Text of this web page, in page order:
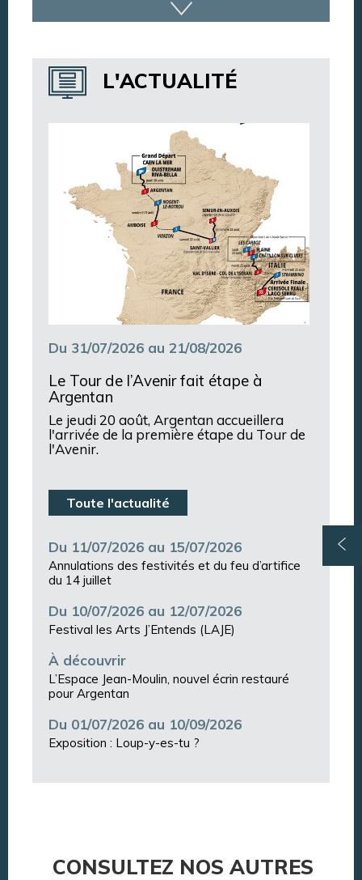
Dispositif de vidéoprotection
Annuaire des services
Annuaire des associations
Argentan Aujourd’hui
L'ACTUALITÉ
Du 31/07/2026 au 21/08/2026
Le Tour de l’Avenir fait étape à
Argentan
Le jeudi 20 août, Argentan accueillera
l'arrivée de la première étape du Tour de
l'Avenir.
Toute l'actualité
Du 11/07/2026 au 15/07/2026
Annulations des festivités et du feu d’artifice
du 14 juillet
Du 10/07/2026 au 12/07/2026
Festival les Arts J’Entends (LAJE)
À découvrir
L’Espace Jean-Moulin, nouvel écrin restauré
pour Argentan
Du 01/07/2026 au 10/09/2026
Exposition : Loup-y-es-tu ?
CONSULTEZ NOS AUTRES